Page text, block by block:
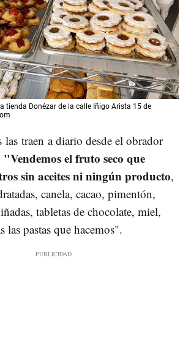
tienda Donézar de la calle Iñigo Arista 15 de
las traen a diario desde el obrador
"Vendemos el fruto seco que
sin aceites ni ningún producto,
canela, cacao, pimentón,
tabletas de chocolate, miel,
las pastas que hacemos".